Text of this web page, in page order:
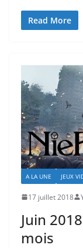
Read More
A LA UNE JEUX
17 juillet 2018
Juin
mois